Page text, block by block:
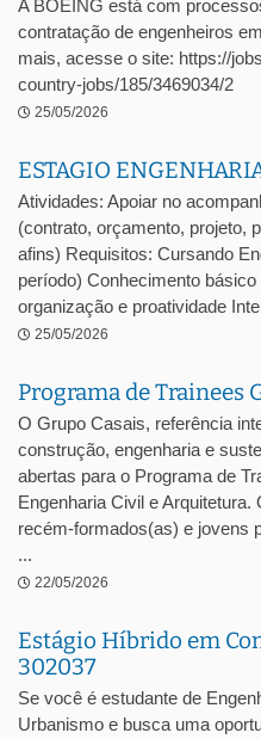
A BOEING está com
contratação de engenheiros
mais, acesse o site: https://
country-jobs/185/3469034/2
25/05/2026
ESTAGIO
Atividades: Apoiar no
(contrato, orçamento, projeto,
afins) Requisitos: Cursando
período) Conhecimento
organização e proatividade
25/05/2026
Programa de Trainees
O Grupo Casais, referência
construção, engenharia e
abertas para o Programa de
Engenharia Civil e
recém-formados(as) e jovens
...
22/05/2026
Estágio Híbrido em
302037
Se você é estudante de
Urbanismo e busca uma